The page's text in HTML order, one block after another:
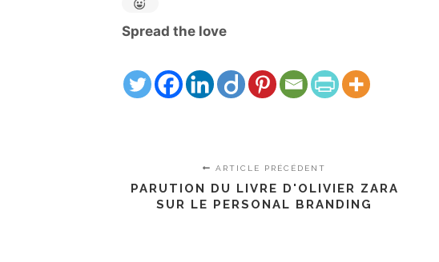
Spread the love
ARTICLE PRÉCÉDENT
PARUTION DU LIVRE D'OLIVIER ZARA
SUR LE PERSONAL BRANDING